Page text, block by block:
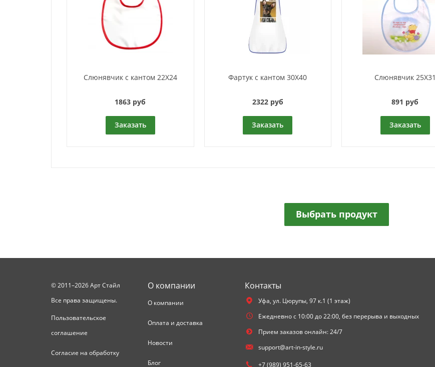
Слюнявчик с кантом 22Х24
1863 руб
Заказать
Фартук с кантом 30Х40
2322 руб
Заказать
Слюнявчик 25Х31
891 руб
Заказать
Выбрать продукт
© 2011–2026 Арт Стайл
Все права защищены.
Пользовательское
соглашение
Согласие на обработку
О компании
О компании
Оплата и доставка
Новости
Блог
Контакты
Уфа, ул. Цюрупы, 97 к.1 (1 этаж)
Ежедневно с 10:00 до 22:00, без перерыва и выходных
Прием заказов онлайн: 24/7
support@art-in-style.ru
+7 (989) 951-65-63